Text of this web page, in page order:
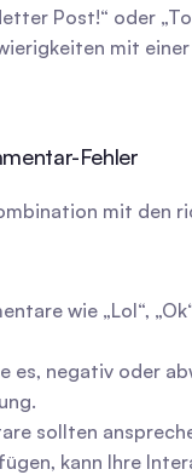
Post!“ oder
mit
Fehler
mit den
wie „Lol“,
es, negativ oder
sollten
kann Ihre